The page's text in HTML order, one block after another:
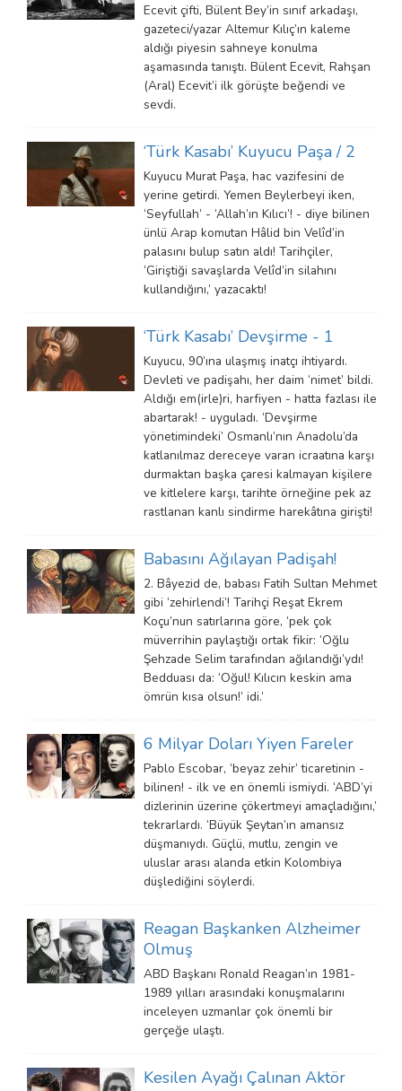
Ecevit çifti, Bülent Bey’in sınıf arkadaşı,
gazeteci/yazar Altemur Kılıç’ın kaleme
aldığı piyesin sahneye konulma
aşamasında tanıştı. Bülent Ecevit, Rahşan
(Aral) Ecevit’i ilk görüşte beğendi ve
sevdi.
‘Türk Kasabı’ Kuyucu Paşa / 2
Kuyucu Murat Paşa, hac vazifesini de
yerine getirdi. Yemen Beylerbeyi iken,
‘Seyfullah’ - ‘Allah’ın Kılıcı’! - diye bilinen
ünlü Arap komutan Hâlid bin Velîd’in
palasını bulup satın aldı! Tarihçiler,
‘Giriştiği savaşlarda Velîd’in silahını
kullandığını,’ yazacaktı!
‘Türk Kasabı’ Devşirme - 1
Kuyucu, 90’ına ulaşmış inatçı ihtiyardı.
Devleti ve padişahı, her daim ‘nimet’ bildi.
Aldığı em(irle)ri, harfiyen - hatta fazlası ile
abartarak! - uyguladı. ‘Devşirme
yönetimindeki’ Osmanlı’nın Anadolu’da
katlanılmaz dereceye varan icraatına karşı
durmaktan başka çaresi kalmayan kişilere
ve kitlelere karşı, tarihte örneğine pek az
rastlanan kanlı sindirme harekâtına girişti!
Babasını Ağılayan Padişah!
2. Bâyezid de, babası Fatih Sultan Mehmet
gibi ‘zehirlendi’! Tarihçi Reşat Ekrem
Koçu’nun satırlarına göre, ‘pek çok
müverrihin paylaştığı ortak fikir: ‘Oğlu
Şehzade Selim tarafından ağılandığı’ydı!
Bedduası da: ‘Oğul! Kılıcın keskin ama
ömrün kısa olsun!’ idi.’
6 Milyar Doları Yiyen Fareler
Pablo Escobar, ‘beyaz zehir’ ticaretinin -
bilinen! - ilk ve en önemli ismiydi. ‘ABD’yi
dizlerinin üzerine çökertmeyi amaçladığını,’
tekrarlardı. ‘Büyük Şeytan’ın amansız
düşmanıydı. Güçlü, mutlu, zengin ve
uluslar arası alanda etkin Kolombiya
düşlediğini söylerdi.
Reagan Başkanken Alzheimer
Olmuş
ABD Başkanı Ronald Reagan’ın 1981-
1989 yılları arasındaki konuşmalarını
inceleyen uzmanlar çok önemli bir
gerçeğe ulaştı.
Kesilen Ayağı Çalınan Aktör